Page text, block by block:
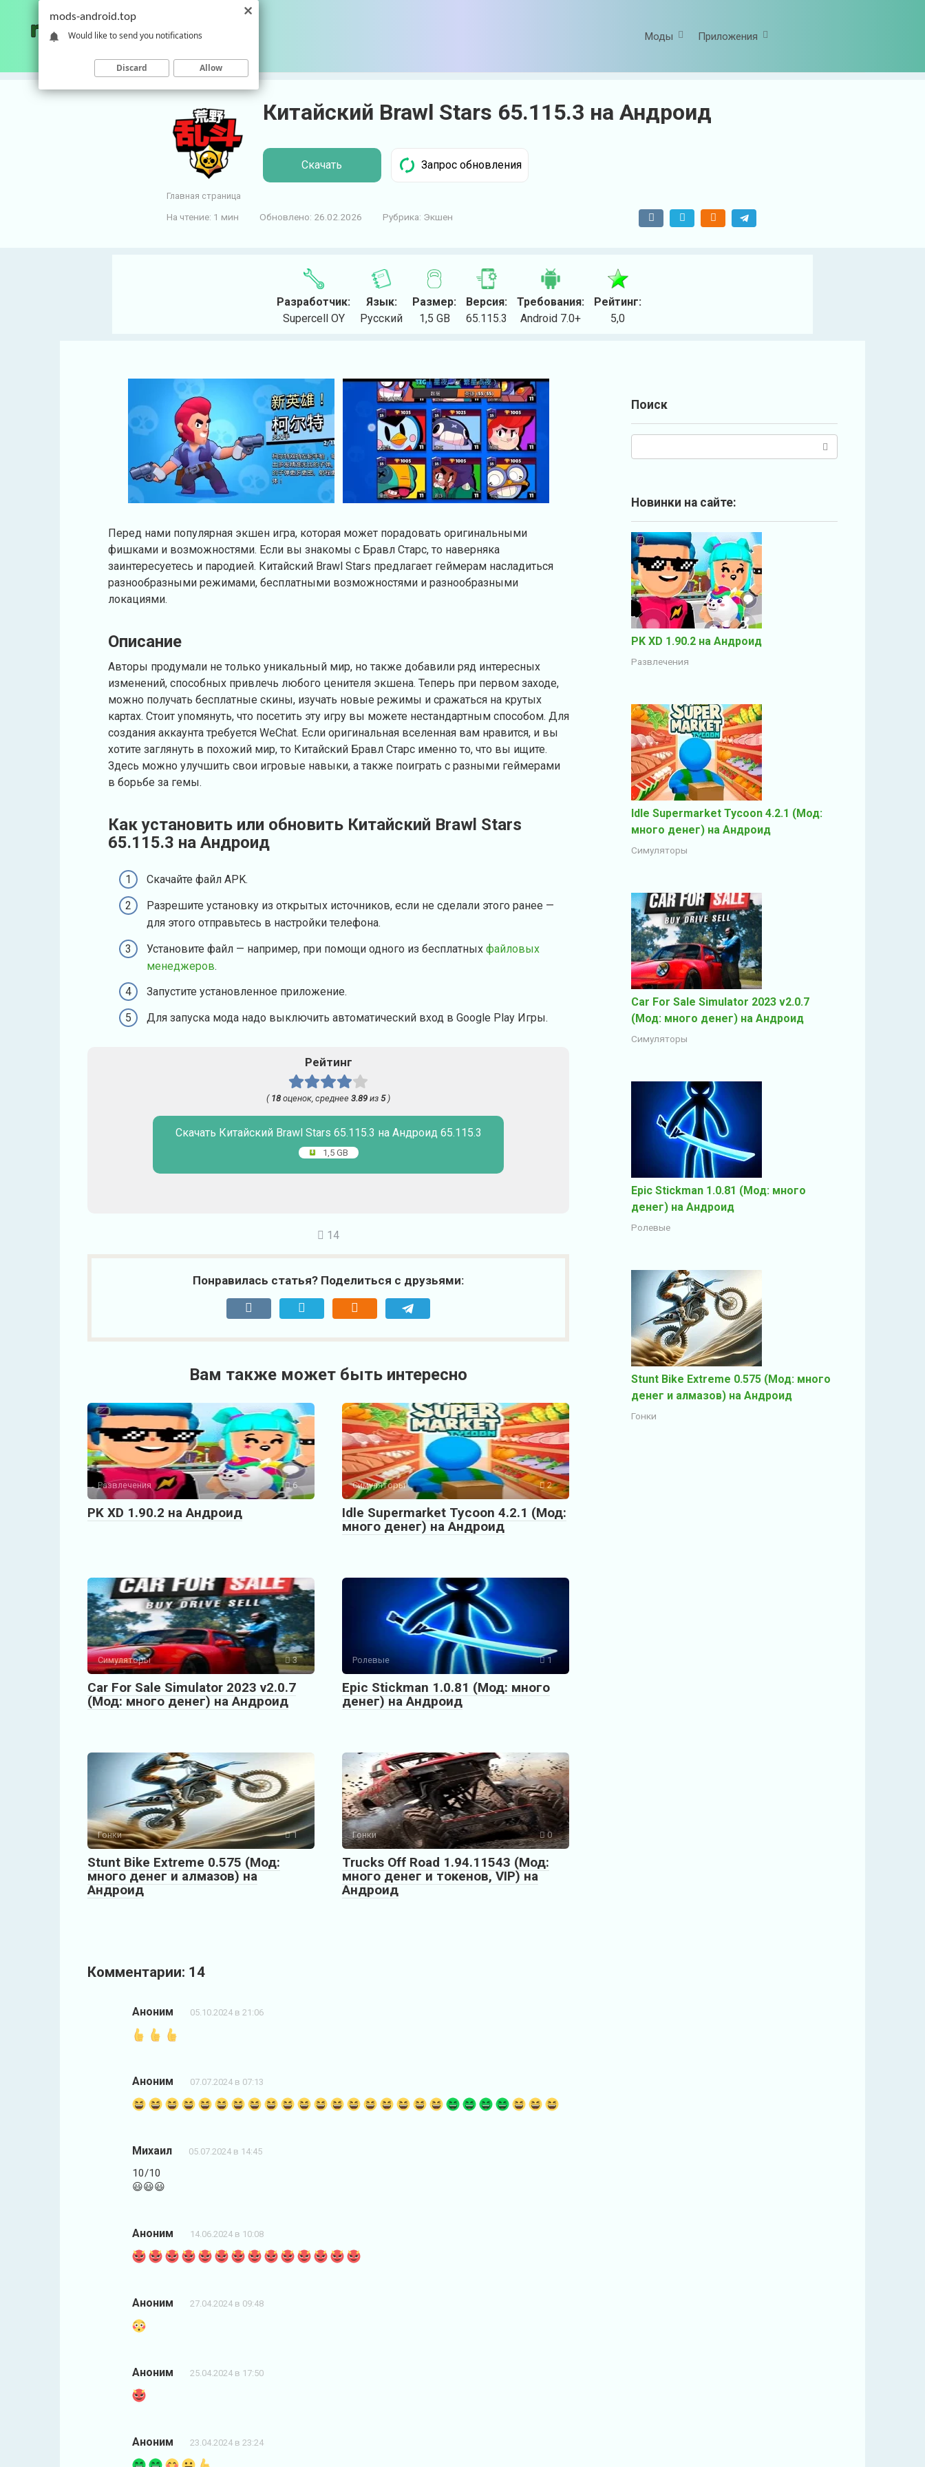
й
Моды Приложения
Китайский Brawl Stars 65.115.3 на Андроид
Скачать
Главная страница
На чтение: 1 мин Обновлено: 26.02.2026 Рубрика: Экшен
Разработчик:
Supercell OY
Язык:
Русский
Размер:
1,5 GB
Версия:
65.115.3
Требования:
Android 7.0+
Рейтинг:
5,0
Перед нами популярная экшен игра, которая может порадовать оригинальными
фишками и возможностями. Если вы знакомы с Бравл Старс, то наверняка
заинтересуетесь и пародией. Китайский Brawl Stars предлагает геймерам насладиться
разнообразными режимами, бесплатными возможностями и разнообразными
локациями.
Описание
Авторы продумали не только уникальный мир, но также добавили ряд интересных
изменений, способных привлечь любого ценителя экшена. Теперь при первом заходе,
можно получать бесплатные скины, изучать новые режимы и сражаться на крутых
картах. Стоит упомянуть, что посетить эту игру вы можете нестандартным способом. Для
создания аккаунта требуется WeChat. Если оригинальная вселенная вам нравится, и вы
хотите заглянуть в похожий мир, то Китайский Бравл Старс именно то, что вы ищите.
Здесь можно улучшить свои игровые навыки, а также поиграть с разными геймерами
в борьбе за гемы.
Как установить или обновить Китайский Brawl Stars
65.115.3 на Андроид
Скачайте файл APK.
Разрешите установку из открытых источников, если не сделали этого ранее —
для этого отправьтесь в настройки телефона.
Установите файл — например, при помощи одного из бесплатных файловых
менеджеров.
Запустите установленное приложение.
Для запуска мода надо выключить автоматический вход в Google Play Игры.
Рейтинг
( 18 оценок, среднее 3.89 из 5)
Скачать Китайский Brawl Stars 65.115.3 на Андроид 65.115.3
1,5 GB
14
Понравилась статья? Поделиться с друзьями:
Вам также может быть интересно
Развлечения 6
PK XD 1.90.2 на Андроид
Симуляторы 2
Idle Supermarket Tycoon 4.2.1 (Мод:
много денег) на Андроид
Симуляторы 3
Car For Sale Simulator 2023 v2.0.7
(Мод: много денег) на Андроид
Ролевые 1
Epic Stickman 1.0.81 (Мод: много
денег) на Андроид
Гонки 1
Stunt Bike Extreme 0.575 (Мод:
много денег и алмазов) на
Андроид
Гонки 0
Trucks Off Road 1.94.11543 (Мод:
много денег и токенов, VIP) на
Андроид
Комментарии: 14
Аноним 05.10.2024 в 21:06
Аноним 07.07.2024 в 07:13
Михаил 05.07.2024 в 14:45
10/10
😃😃😃
Аноним 14.06.2024 в 10:08
Аноним 27.04.2024 в 09:48
Аноним 25.04.2024 в 17:50
Аноним 23.04.2024 в 23:24
Поиск
о
к
:
Новинки на сайте:
PK XD 1.90.2 на Андроид
Развлечения
Idle Supermarket Tycoon 4.2.1 (Мод:
много денег) на Андроид
Симуляторы
Car For Sale Simulator 2023 v2.0.7
(Мод: много денег) на Андроид
Симуляторы
Epic Stickman 1.0.81 (Мод: много
денег) на Андроид
Ролевые
Stunt Bike Extreme 0.575 (Мод: много
денег и алмазов) на Андроид
Гонки
mods-android.top
Would like to send you notifications
Discard Allow